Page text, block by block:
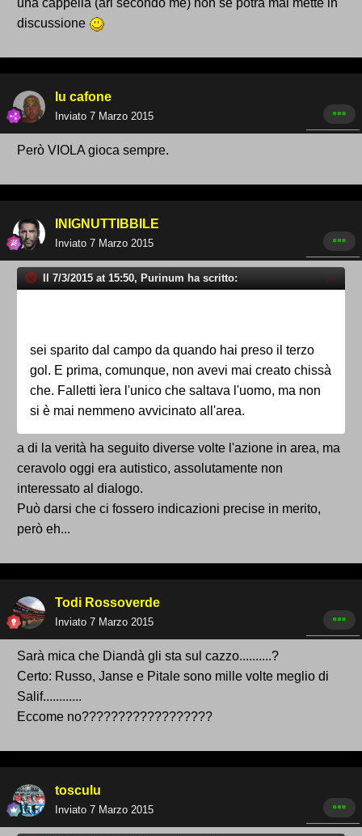
una cappella (ari secondo me) non se potrà mai mette in
discussione
lu cafone
Inviato 7 Marzo 2015
Però VIOLA gioca sempre.
INIGNUTTIBBILE
Inviato 7 Marzo 2015
Il 7/3/2015 at 15:50, Purinum ha scritto:
sei sparito dal campo da quando hai preso il terzo
gol. E prima, comunque, non avevi mai creato chissà
che. Falletti ìera l'unico che saltava l'uomo, ma non
si è mai nemmeno avvicinato all'area.
a di la verità ha seguito diverse volte l'azione in area, ma
ceravolo oggi era autistico, assolutamente non
interessato al dialogo.
Può darsi che ci fossero indicazioni precise in merito,
però eh...
Todi Rossoverde
Inviato 7 Marzo 2015
Sarà mica che Diandà gli sta sul cazzo..........?
Certo: Russo, Janse e Pitale sono mille volte meglio di
Salif............
Eccome no??????????????????
tosculu
Inviato 7 Marzo 2015